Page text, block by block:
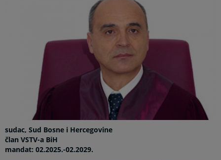
sudac, Sud Bosne i Hercegovine
član VSTV-a BiH
mandat: 02.2025.-02.2029.